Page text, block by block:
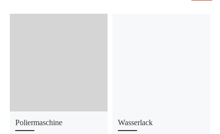
Poliermaschine Wasserlack